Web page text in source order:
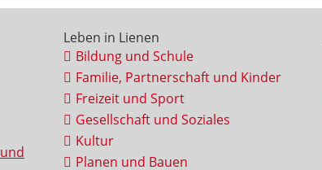
Leben in Lienen
Bildung und Schule
Familie, Partnerschaft und Kinder
Freizeit und Sport
Gesellschaft und Soziales
Kultur
Planen und Bauen